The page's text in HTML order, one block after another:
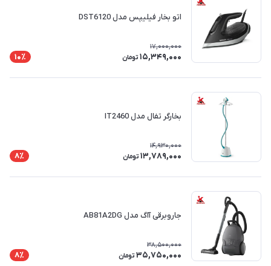
اتو بخار فیلیپس مدل DST6120
17,000,000
15,349,000 تومان 10٪
بخارگر تفال مدل IT2460
14,930,000
13,789,000 تومان 8٪
جاروبرقی آاگ مدل AB81A2DG
38,500,000
35,750,000 تومان 8٪